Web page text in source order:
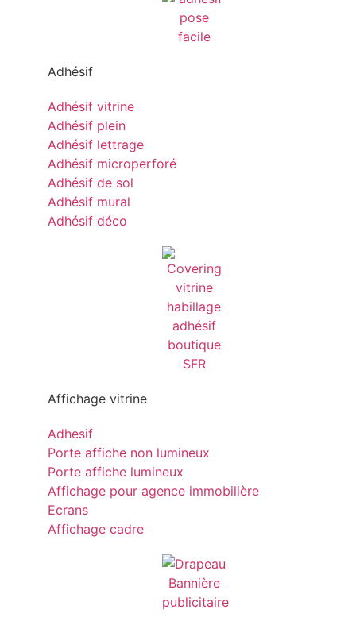
Adhésif
Adhésif vitrine
Adhésif plein
Adhésif lettrage
Adhésif microperforé
Adhésif de sol
Adhésif mural
Adhésif déco
Affichage vitrine
Adhesif
Porte affiche non lumineux
Porte affiche lumineux
Affichage pour agence immobilière
Ecrans
Affichage cadre